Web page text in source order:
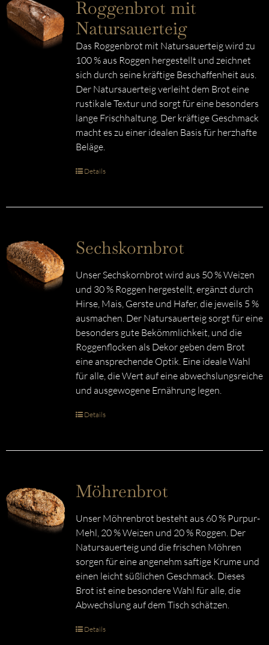
Roggenbrot mit
Natursauerteig
Das Roggenbrot mit Natursauerteig wird zu
100 % aus Roggen hergestellt und zeichnet
sich durch seine kräftige Beschaffenheit aus.
Der Natursauerteig verleiht dem Brot eine
rustikale Textur und sorgt für eine besonders
lange Frischhaltung. Der kräftige Geschmack
macht es zu einer idealen Basis für herzhafte
Beläge.
Details
Sechskornbrot
Unser Sechskornbrot wird aus 50 % Weizen
und 30 % Roggen hergestellt, ergänzt durch
Hirse, Mais, Gerste und Hafer, die jeweils 5 %
ausmachen. Der Natursauerteig sorgt für eine
besonders gute Bekömmlichkeit, und die
Roggenflocken als Dekor geben dem Brot
eine ansprechende Optik. Eine ideale Wahl
für alle, die Wert auf eine abwechslungsreiche
und ausgewogene Ernährung legen.
Details
Möhrenbrot
Unser Möhrenbrot besteht aus 60 % Purpur-
Mehl, 20 % Weizen und 20 % Roggen. Der
Natursauerteig und die frischen Möhren
sorgen für eine angenehm saftige Krume und
einen leicht süßlichen Geschmack. Dieses
Brot ist eine besondere Wahl für alle, die
Abwechslung auf dem Tisch schätzen.
Details